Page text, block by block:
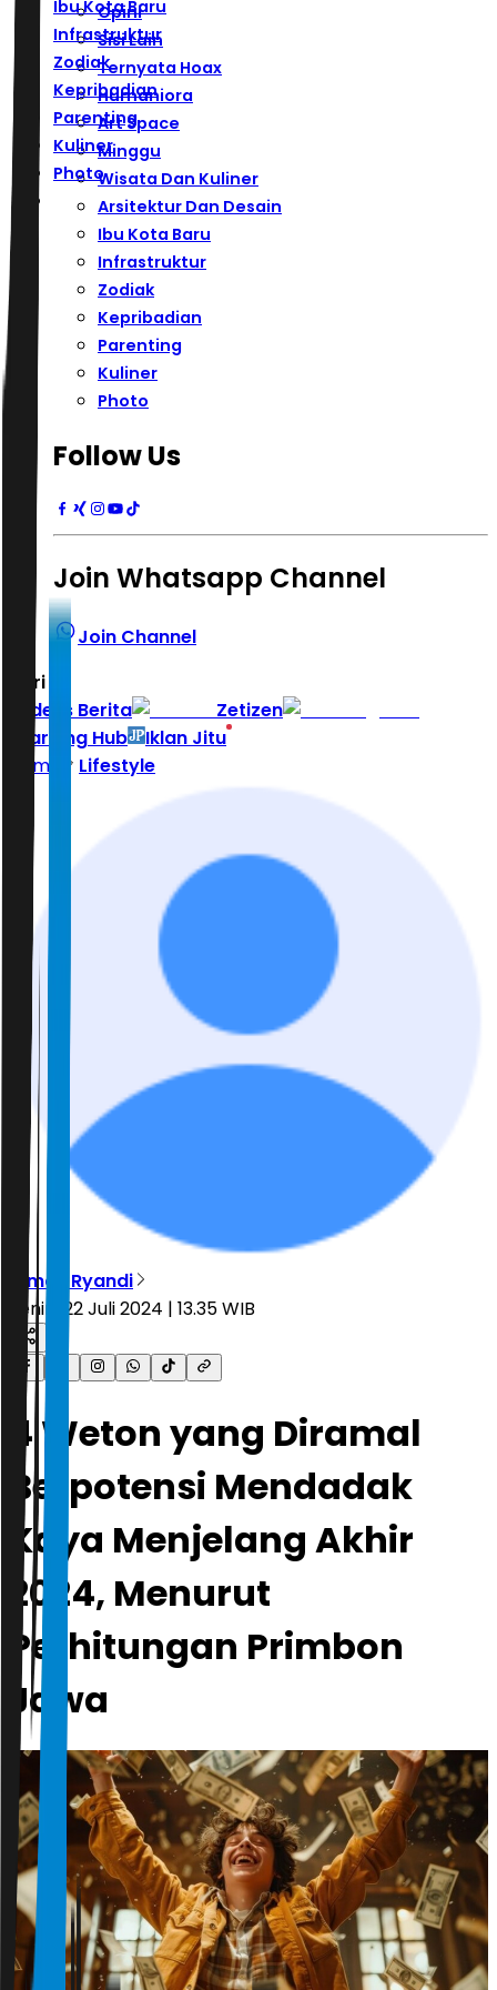
Ibu Kota Baru
Infrastruktur
Zodiak
Kepribadian
Parenting
Kuliner
Photo
Opini
Sisi Lain
Ternyata Hoax
Humaniora
Art Space
Minggu
Wisata Dan Kuliner
Arsitektur Dan Desain
Ibu Kota Baru
Infrastruktur
Zodiak
Kepribadian
Parenting
Kuliner
Photo
Follow Us
Join Whatsapp Channel
Join Channel
Hari ini
Indeks Berita
Zetizen
Learning Hub
Iklan Jitu
Home
Lifestyle
Dimas Ryandi
Senin, 22 Juli 2024 | 13.35 WIB
4 Weton yang Diramal
Berpotensi Mendadak
Kaya Menjelang Akhir
2024, Menurut
Perhitungan Primbon
Jawa